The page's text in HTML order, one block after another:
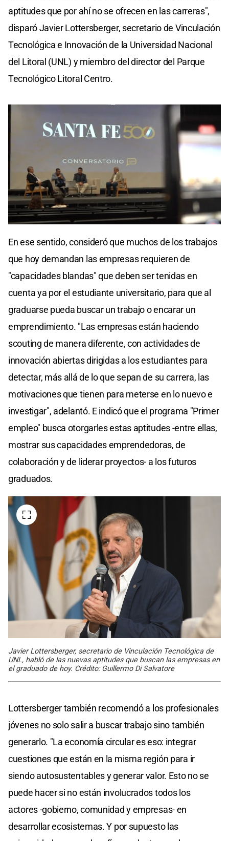
aptitudes que por ahí no se ofrecen en las carreras",
disparó Javier Lottersberger, secretario de Vinculación
Tecnológica e Innovación de la Universidad Nacional
del Litoral (UNL) y miembro del director del Parque
Tecnológico Litoral Centro.
of
seconds
En ese sentido, consideró que muchos de los trabajos
que hoy demandan las empresas requieren de
"capacidades blandas" que deben ser tenidas en
cuenta ya por el estudiante universitario, para que al
graduarse pueda buscar un trabajo o encarar un
emprendimiento. "Las empresas están haciendo
scouting de manera diferente, con actividades de
innovación abiertas dirigidas a los estudiantes para
detectar, más allá de lo que sepan de su carrera, las
motivaciones que tienen para meterse en lo nuevo e
investigar", adelantó. E indicó que el programa "Primer
empleo" busca otorgarles estas aptitudes -entre ellas,
mostrar sus capacidades emprendedoras, de
colaboración y de liderar proyectos- a los futuros
graduados.
Javier Lottersberger, secretario de Vinculación Tecnológica de
UNL, habló de las nuevas aptitudes que buscan las empresas en
el graduado de hoy. Crédito: Guillermo Di Salvatore
Lottersberger también recomendó a los profesionales
jóvenes no solo salir a buscar trabajo sino también
generarlo. "La economía circular es eso: integrar
cuestiones que están en la misma región para ir
siendo autosustentables y generar valor. Esto no se
puede hacer si no están involucrados todos los
actores -gobierno, comunidad y empresas- en
desarrollar ecosistemas. Y por supuesto las